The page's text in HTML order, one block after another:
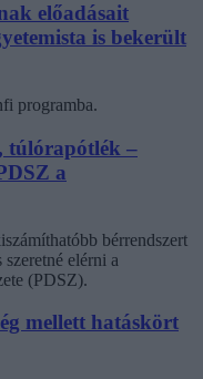
előadásait
is bekerült
programba.
túlórapótlék –
a
bérrendszert
elérni a
(PDSZ).
mellett hatáskört